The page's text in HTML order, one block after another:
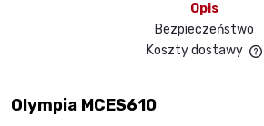
Opis
Bezpieczeństwo
Koszty dostawy
Olympia MCES610